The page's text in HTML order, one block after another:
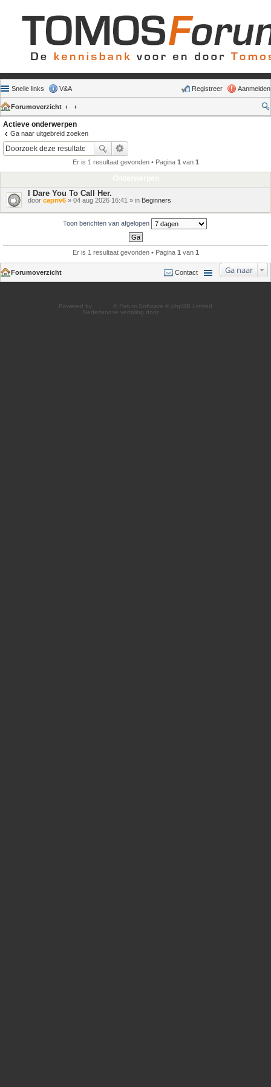
Snelle links V&A Aanmelden
Registreer
Forumoverzicht
Actieve onderwerpen
Ga naar uitgebreid zoeken
Er is 1 resultaat gevonden • Pagina 1 van 1
I Dare You To Call Her.
door capriv6 » 04 aug 2026 16:41 » in Beginners
Toon berichten van afgelopen
Er is 1 resultaat gevonden • Pagina 1 van 1
Ga naar
Forumoverzicht Contact
Powered by
® Forum Software © phpBB Limited
Nederlandse vertaling door